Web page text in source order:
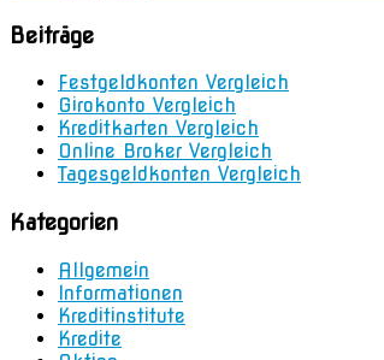
Beiträge
Festgeldkonten Vergleich
Girokonto Vergleich
Kreditkarten Vergleich
Online Broker Vergleich
Tagesgeldkonten Vergleich
Kategorien
Allgemein
Informationen
Kreditinstitute
Kredite